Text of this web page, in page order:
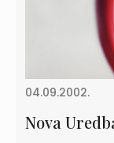
04.09.2002.
Nova